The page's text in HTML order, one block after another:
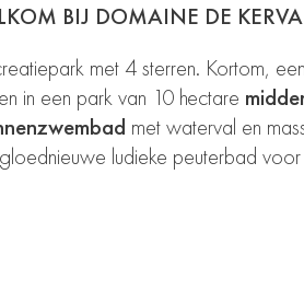
BIJ DOMAINE DE
met 4 sterren. Kortom,
in een park van 10 hectare
met waterval en
ludieke peuterbad voor